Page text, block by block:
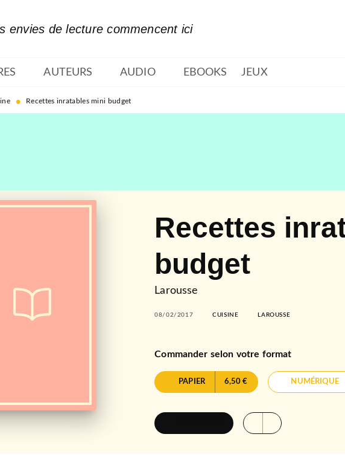
envies de lecture commencent ici
AUTEURS AUDIO EBOOKS JEUX
• Recettes inratables mini budget
Recettes
budget
Larousse
08/02/2017 CUISINE LAROUSSE
Commander selon votre format
PAPIER 6,50 € NUMÉRIQUE